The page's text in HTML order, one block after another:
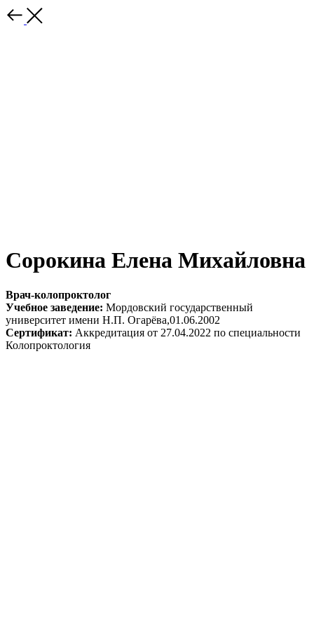
Сорокина Елена Михайловна
Врач-колопроктолог
Учебное заведение: Мордовский государственный
университет имени Н.П. Огарёва,01.06.2002
Сертификат: Аккредитация от 27.04.2022 по специальности
Колопроктология